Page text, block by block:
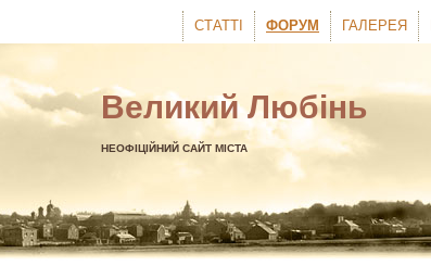
ГАЛЕРЕЯ
ФОРУМ
СТАТТІ
Великий Любінь
НЕОФІЦІЙНИЙ САЙТ МІСТА